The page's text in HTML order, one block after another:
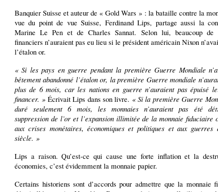
Banquier Suisse et auteur de « Gold Wars » : la bataille contre la
vue du point de vue Suisse, Ferdinand Lips, partage aussi la
Marine Le Pen et de Charles Sannat. Selon lui, beaucoup de
financiers n’auraient pas eu lieu si le président américain Nixon
l’étalon or.
« Si les pays en guerre pendant la première Guerre Mondiale
bêtement abandonné l’étalon or, la première Guerre mondiale
plus de 6 mois, car les nations en guerre n’auraient pas épuisé
financer. » Écrivait Lips dans son livre. « Si la première Guerre
duré seulement 6 mois, les monnaies n’auraient pas été
suppression de l’or et l’expansion illimitée de la monnaie fiduciaire
aux crises monétaires, économiques et politiques et aux guerres
siècle. »
Lips a raison. Qu’est-ce qui cause une forte inflation et la
économies, c’est évidemment la monnaie papier.
Certains historiens sont d’accords pour admettre que la monnaie